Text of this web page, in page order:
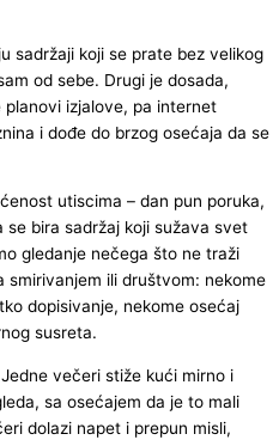
sadržaji koji se prate bez velikog
od sebe. Drugi je dosada,
izjalove, pa internet
i dođe do brzog osećaja da se
utiscima – dan pun poruka,
bira sadržaj koji sužava svet
gledanje nečega što ne traži
ili društvom: nekome
dopisivanje, nekome osećaj
susreta.
večeri stiže kući mirno i
sa osećajem da je to mali
dolazi napet i prepun misli,